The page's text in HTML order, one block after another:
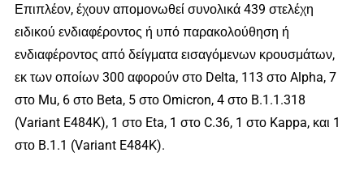
Επιπλέον, έχουν απομονωθεί συνολικά 439 στελέχη
ειδικού ενδιαφέροντος ή υπό παρακολούθηση ή
ενδιαφέροντος από δείγματα εισαγόμενων κρουσμάτων,
εκ των οποίων 300 αφορούν στο Delta, 113 στο Alpha, 7
στο Mu, 6 στο Beta, 5 στο Omicron, 4 στο B.1.1.318
(Variant E484K), 1 στο Eta, 1 στο C.36, 1 στο Kappa, και 1
στο B.1.1 (Variant E484K).